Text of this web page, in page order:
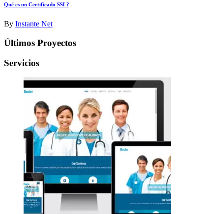
Qué es un Certificado SSL?
By Instante Net
Últimos Proyectos
Servicios